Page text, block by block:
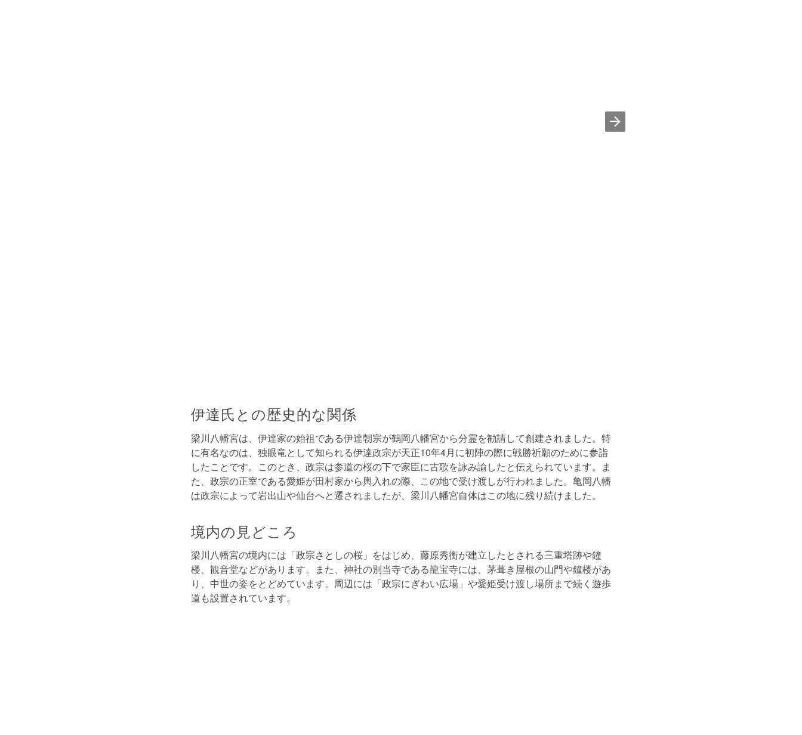
伊達氏との歴史的な関係
梁川八幡宮は、伊達家の始祖である伊達朝宗が鶴岡八幡宮から分霊を勧請して創建されました。特
に有名なのは、独眼竜として知られる伊達政宗が天正10年4月に初陣の際に戦勝祈願のために参詣
したことです。このとき、政宗は参道の桜の下で家臣に古歌を詠み諭したと伝えられています。ま
た、政宗の正室である愛姫が田村家から輿入れの際、この地で受け渡しが行われました。亀岡八幡
は政宗によって岩出山や仙台へと遷されましたが、梁川八幡宮自体はこの地に残り続けました。
境内の見どころ
梁川八幡宮の境内には「政宗さとしの桜」をはじめ、藤原秀衡が建立したとされる三重塔跡や鐘
楼、観音堂などがあります。また、神社の別当寺である龍宝寺には、茅葺き屋根の山門や鐘楼があ
り、中世の姿をとどめています。周辺には「政宗にぎわい広場」や愛姫受け渡し場所まで続く遊歩
道も設置されています。